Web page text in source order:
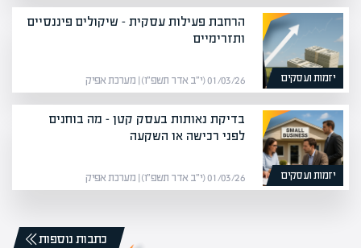
יזמות ועסקים
הרחבת פעילות עסקית – שיקולים פיננסיים
ותזרימיים
01/03/26 (י״ב אדר תשפ״ו) | מערכת אפיק
יזמות ועסקים
בדיקת נאותות בעסק קטן – מה בוחנים
לפני רכישה או השקעה
01/03/26 (י״ב אדר תשפ״ו) | מערכת אפיק
כתבות נוספות